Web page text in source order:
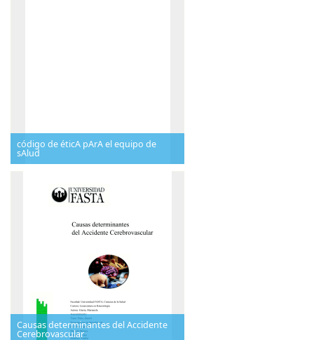
código de éticA pArA el equipo de
sAlud
Causas determinantes del Accidente
Cerebrovascular